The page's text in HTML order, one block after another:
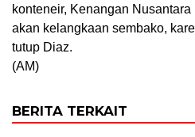
konteneir, Kenangan
akan kelangkaan sembako,
tutup Diaz.
(AM)
BERITA TERKAIT